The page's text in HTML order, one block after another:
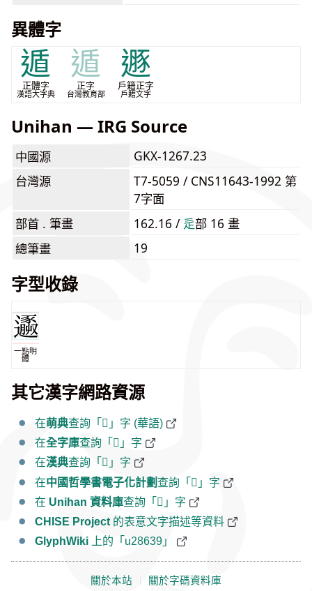
異體字
遁
正體字
漢語大字典
遁
正字
台灣教育部
遯
戶籍正字
戶籍文字
Unihan — IRG Source
中國源
GKX-1267.23
台灣源
T7-5059 / CNS11643-1992 第
7字面
部首 . 筆畫
162.16 / ⾡部 16 畫
總筆畫
19
字型收錄
一點明
體
其它漢字網路資源
在萌典查詢「𨘹」字 (華語)
在全字庫查詢「𨘹」字
在漢典查詢「𨘹」字
在中國哲學書電子化計劃查詢「𨘹」字
在 Unihan 資料庫查詢「𨘹」字
CHISE Project 的表意文字描述等資料
GlyphWiki 上的「u28639」
關於本站 關於字碼資料庫